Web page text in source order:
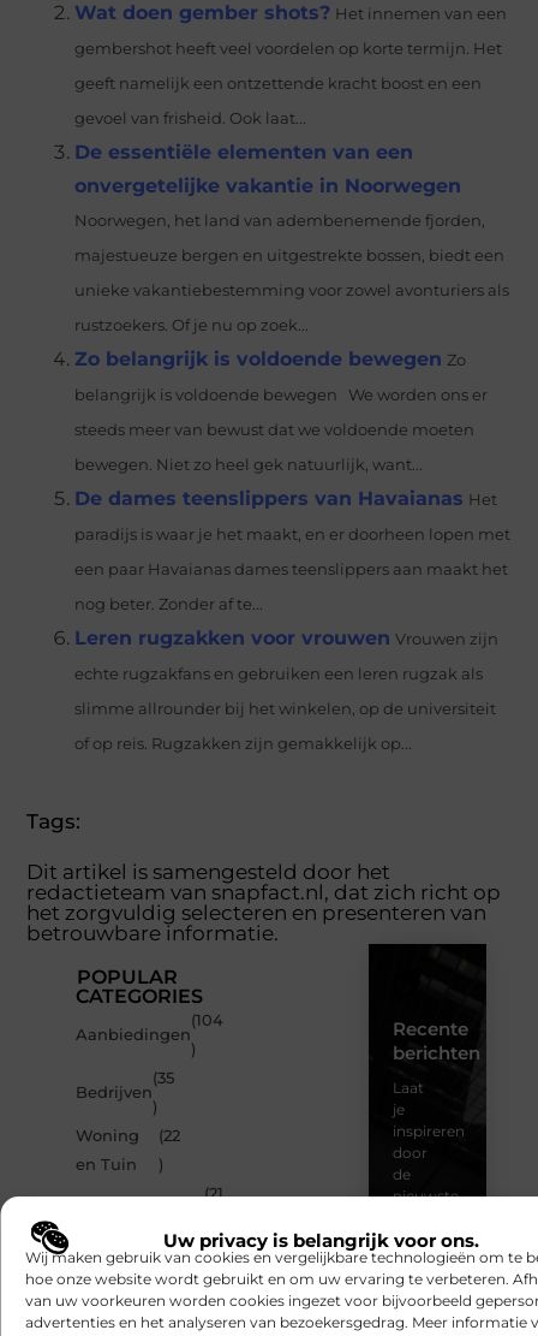
Uw privacy is belangrijk voor ons.
Wij maken gebruik van cookies en vergelijkbare technologieën om te
hoe onze website wordt gebruikt en om uw ervaring te verbeteren.
van uw voorkeuren worden cookies ingezet voor bijvoorbeeld
advertenties en het analyseren van bezoekersgedrag. Meer informatie
Wat doen gember shots? Het innemen van een
gembershot heeft veel voordelen op korte termijn. Het
geeft namelijk een ontzettende kracht boost en een
gevoel van frisheid. Ook laat...
De essentiële elementen van een
onvergetelijke vakantie in Noorwegen
Noorwegen, het land van adembenemende fjorden,
majestueuze bergen en uitgestrekte bossen, biedt een
unieke vakantiebestemming voor zowel avonturiers als
rustzoekers. Of je nu op zoek...
Zo belangrijk is voldoende bewegen Zo
belangrijk is voldoende bewegen We worden ons er
steeds meer van bewust dat we voldoende moeten
bewegen. Niet zo heel gek natuurlijk, want...
De dames teenslippers van Havaianas Het
paradijs is waar je het maakt, en er doorheen lopen met
een paar Havaianas dames teenslippers aan maakt het
nog beter. Zonder af te...
Leren rugzakken voor vrouwen Vrouwen zijn
echte rugzakfans en gebruiken een leren rugzak als
slimme allrounder bij het winkelen, op de universiteit
of op reis. Rugzakken zijn gemakkelijk op...
Tags:
Dit artikel is samengesteld door het
redactieteam van snapfact.nl, dat zich richt op
het zorgvuldig selecteren en presenteren van
betrouwbare informatie.
POPULAR
CATEGORIES
Aanbiedingen
(104
)
Bedrijven
(35
)
Woning
en Tuin
(22
)
(21
Auto
(21 )
Recente
berichten
Laat
je
inspireren
door
de
nieuwste
van
Snapfact.nl
–
dagelijks
verse